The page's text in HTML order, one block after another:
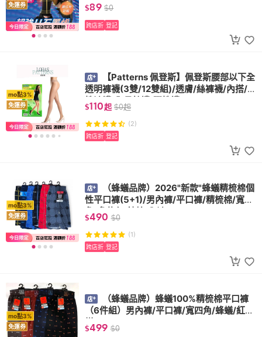
免運券
$89 $0
跨店折 登記
mo點3%
免運券
【Patterns 佩登斯】佩登斯腰部以下全
透明褲襪(3雙/12雙組)/透膚/絲褲襪/內搭/彈
性褲襪/全長絲襪/彈性襪
$110起 $0起
(2)
跨店折 登記
mo點3%
免運券
（蜂蟻品牌）2026"新款"蜂蟻精梳棉個
性平口褲(5+1)/男內褲/平口褲/精梳棉/寬四
角/多花色/純棉/內褲
$490 $0
(1)
跨店折 登記
mo點3%
免運券
（蜂蟻品牌）蜂蟻100%精梳棉平口褲
（6件組）男內褲/平口褲/寬四角/蜂蟻/紅螞
蟻
$499 $0